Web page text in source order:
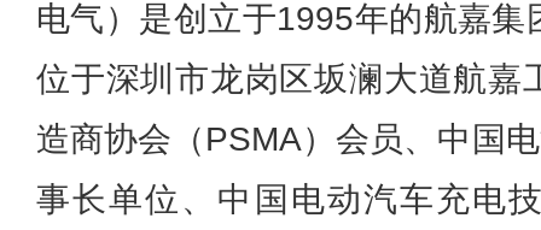
电气）是创立于1995年的航嘉
位于深圳市龙岗区坂澜大道航嘉
造商协会（PSMA）会员、中国
事长单位、中国电动汽车充电